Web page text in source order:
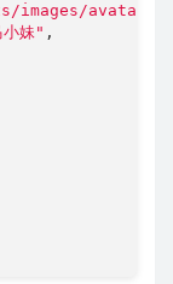
images/
小妹" ,